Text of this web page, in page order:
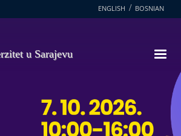
ENGLISH BOSNIAN
u Sarajevu